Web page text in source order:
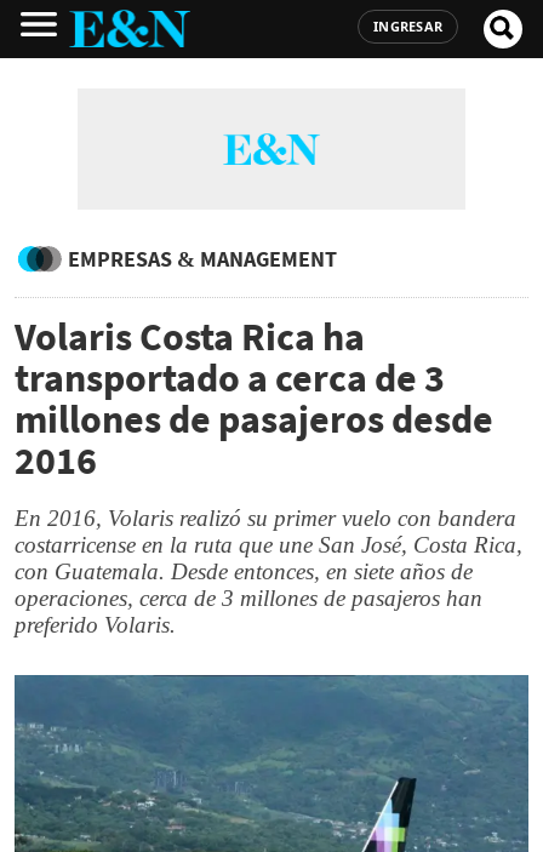
INGRESAR
EMPRESAS & MANAGEMENT
Volaris Costa Rica ha
transportado a cerca de 3
millones de pasajeros desde
2016
En 2016, Volaris realizó su primer vuelo con bandera
costarricense en la ruta que une San José, Costa Rica,
con Guatemala. Desde entonces, en siete años de
operaciones, cerca de 3 millones de pasajeros han
preferido Volaris.